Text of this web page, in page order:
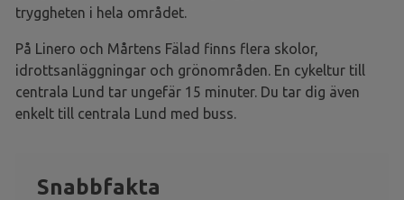
tryggheten i hela området.
På Linero och Mårtens Fälad finns flera skolor,
idrottsanläggningar och grönområden. En cykeltur till
centrala Lund tar ungefär 15 minuter. Du tar dig även
enkelt till centrala Lund med buss.
Snabbfakta